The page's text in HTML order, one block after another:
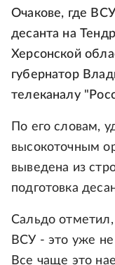
Очакове, где
десанта на
Херсонской
губернатор
телеканалу
По его словам,
высокоточным
выведена из
подготовка
Сальдо
ВСУ - это уже
Все чаще это